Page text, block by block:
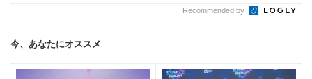
Recommended by
今、あなたにオススメ